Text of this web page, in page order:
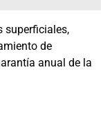
superficiales,
de
anual de la